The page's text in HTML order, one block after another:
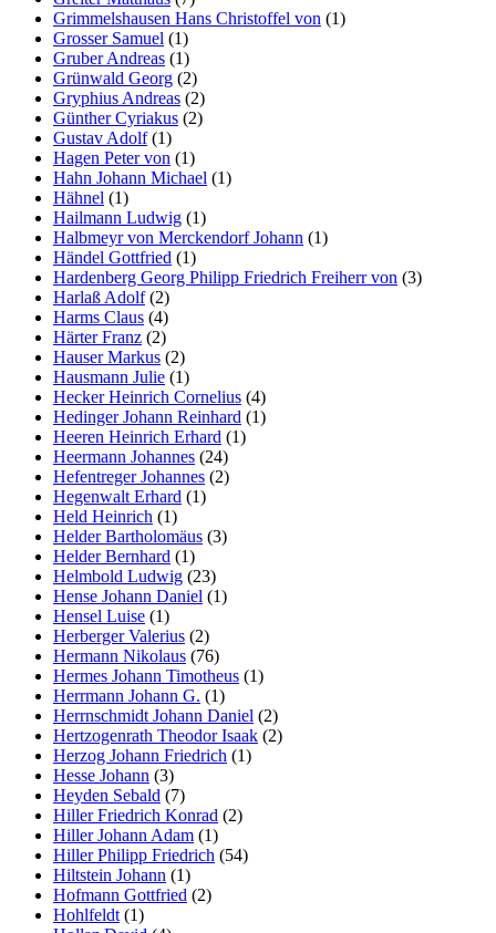
Grimmelshausen Hans Christoffel von (1)
Grosser Samuel (1)
Gruber Andreas (1)
Grünwald Georg (2)
Gryphius Andreas (2)
Günther Cyriakus (2)
Gustav Adolf(1)
Hagen Peter von (1)
Hahn Johann Michael (1)
Hähnel (1)
Hailmann Ludwig (1)
Halbmeyr von Merckendorf Johann (1)
Händel Gottfried (1)
Hardenberg Georg Philipp Friedrich Freiherr von (3)
Harlaß Adolf(2)
Harms Claus (4)
Härter Franz (2)
Hauser Markus (2)
Hausmann Julie (1)
Hecker Heinrich Cornelius (4)
Hedinger Johann Reinhard (1)
Heeren Heinrich Erhard (1)
Heermann Johannes (24)
Hefentreger Johannes (2)
Hegenwalt Erhard (1)
Held Heinrich (1)
Helder Bartholomäus (3)
Helder Bernhard (1)
Helmbold Ludwig (23)
Hense Johann Daniel (1)
Hensel Luise (1)
Herberger Valerius (2)
Hermann Nikolaus (76)
Hermes Johann Timotheus (1)
Herrmann Johann G. (1)
Herrnschmidt Johann Daniel (2)
Hertzogenrath Theodor Isaak (2)
Herzog Johann Friedrich (1)
Hesse Johann (3)
Heyden Sebald (7)
Hiller Friedrich Konrad (2)
Hiller Johann Adam (1)
Hiller Philipp Friedrich (54)
Hiltstein Johann (1)
Hofmann Gottfried (2)
Hohlfeldt (1)